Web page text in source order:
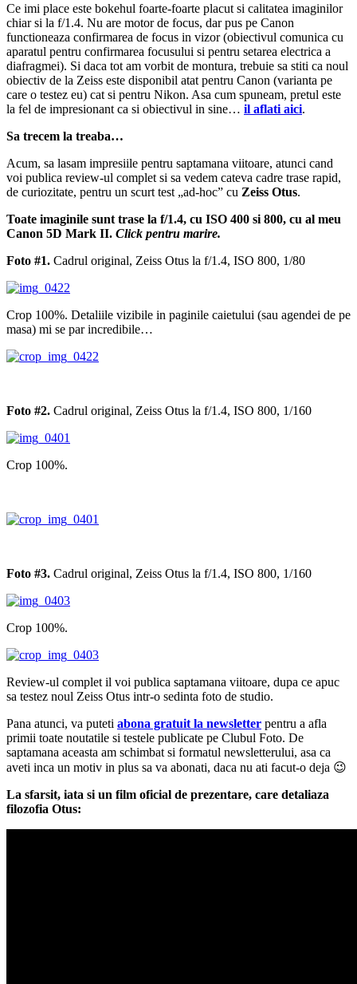
Ce imi place este bokehul foarte-foarte placut si calitatea imaginilor
chiar si la f/1.4. Nu are motor de focus, dar pus pe Canon
functioneaza confirmarea de focus in vizor (obiectivul comunica cu
aparatul pentru confirmarea focusului si pentru setarea electrica a
diafragmei). Si daca tot am vorbit de montura, trebuie sa stiti ca noul
obiectiv de la Zeiss este disponibil atat pentru Canon (varianta pe
care o testez eu) cat si pentru Nikon. Asa cum spuneam, pretul este
la fel de impresionant ca si obiectivul in sine… il aflati aici.
Sa trecem la treaba…
Acum, sa lasam impresiile pentru saptamana viitoare, atunci cand
voi publica review-ul complet si sa vedem cateva cadre trase rapid,
de curiozitate, pentru un scurt test „ad-hoc” cu Zeiss Otus.
Toate imaginile sunt trase la f/1.4, cu ISO 400 si 800, cu al meu
Canon 5D Mark II. Click pentru marire.
Foto #1. Cadrul original, Zeiss Otus la f/1.4, ISO 800, 1/80
Crop 100%. Detaliile vizibile in paginile caietului (sau agendei de pe
masa) mi se par incredibile…
Foto #2. Cadrul original, Zeiss Otus la f/1.4, ISO 800, 1/160
Crop 100%.
Foto #3. Cadrul original, Zeiss Otus la f/1.4, ISO 800, 1/160
Crop 100%.
Review-ul complet il voi publica saptamana viitoare, dupa ce apuc
sa testez noul Zeiss Otus intr-o sedinta foto de studio.
Pana atunci, va puteti abona gratuit la newsletter pentru a afla
primii toate noutatile si testele publicate pe Clubul Foto. De
saptamana aceasta am schimbat si formatul newsletterului, asa ca
aveti inca un motiv in plus sa va abonati, daca nu ati facut-o deja 😉
La sfarsit, iata si un film oficial de prezentare, care detaliaza
filozofia Otus: